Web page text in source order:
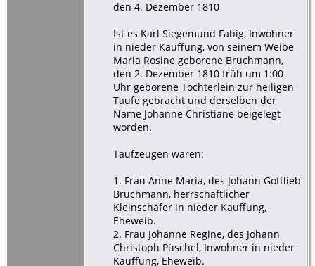
den 4. Dezember 1810
Ist es Karl Siegemund Fabig, Inwohner
in nieder Kauffung, von seinem Weibe
Maria Rosine geborene Bruchmann,
den 2. Dezember 1810 früh um 1:00
Uhr geborene Töchterlein zur heiligen
Taufe gebracht und derselben der
Name Johanne Christiane beigelegt
worden.
Taufzeugen waren:
1. Frau Anne Maria, des Johann Gottlieb
Bruchmann, herrschaftlicher
Kleinschäfer in nieder Kauffung,
Eheweib.
2. Frau Johanne Regine, des Johann
Christoph Püschel, Inwohner in nieder
Kauffung, Eheweib.